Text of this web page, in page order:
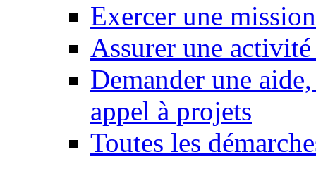
Exercer une mission
Assurer une
Demander une
appel à projets
Toutes les